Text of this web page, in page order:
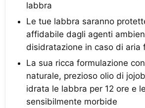
labbra
Le tue labbra saranno
affidabile dagli agenti
disidratazione in caso di aria
La sua ricca formulazione
naturale, prezioso olio di
idrata le labbra per 12 ore e
sensibilmente morbide